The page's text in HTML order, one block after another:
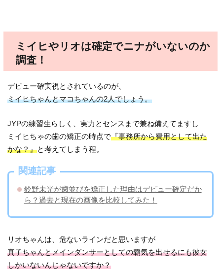
ミイヒやリオは確定でニナがいないのか
調査！
デビュー確実視とされているのが、
ミイヒちゃんとマコちゃんの2人でしょう。
JYPの練習生らしく、実力とセンスまで兼ね備えてますし
ミイヒちゃの歯の矯正の時点で『事務所から費用として出た
かな？』と考えてしまう程。
関連記事
鈴野未光が歯並びを矯正した理由はデビュー確定だか
ら？過去と現在の画像を比較してみた！
リオちゃんは、危ないラインだと思いますが
真子ちゃんとメインダンサーとしての覇気を出せるにも彼女
しかいないんじゃないですか？